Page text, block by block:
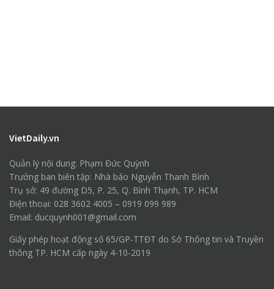
VietDaily.vn
Quản lý nội dung: Phạm Đức Quỳnh
Trưởng ban biên tập: Nhà báo Nguyễn Thanh Bình
Trụ sở: 49 đường D5, P. 25, Q. Bình Thạnh, TP. HCM
Điện thoại: 028 3602 4005 – 0919 099 989
Email: ducquynh001@gmail.com
Giấy phép hoạt động số 65/GP-TTĐT do Sở Thông tin và Truyền
thông TP. HCM cấp ngày 4-10-2019